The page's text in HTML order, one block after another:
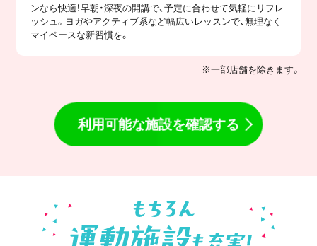
ンなら快適！早朝・深夜の開講で、予定に合わせて気軽にリフレ
ッシュ。ヨガやアクティブ系など幅広いレッスンで、無理なく
マイペースな新習慣を。
※一部店舗を除きます。
利用可能な施設を確認する